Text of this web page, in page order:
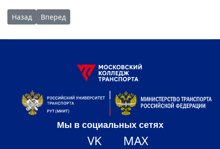
Предыдущий: Встреча с ветеранами железнодорожного
Назад Следующий: МКТ РУТ (МИИТ) и войсковая часть
Вперед
Мы в социальных сетях
VK MAX